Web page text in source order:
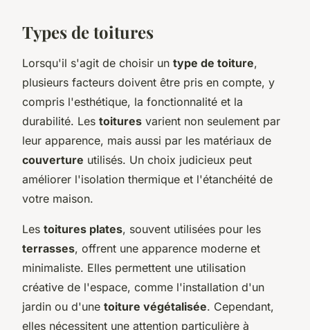
Types de toitures
Lorsqu'il s'agit de choisir un type de toiture,
plusieurs facteurs doivent être pris en compte, y
compris l'esthétique, la fonctionnalité et la
durabilité. Les toitures varient non seulement par
leur apparence, mais aussi par les matériaux de
couverture utilisés. Un choix judicieux peut
améliorer l'isolation thermique et l'étanchéité de
votre maison.
Les toitures plates, souvent utilisées pour les
terrasses, offrent une apparence moderne et
minimaliste. Elles permettent une utilisation
créative de l'espace, comme l'installation d'un
jardin ou d'une toiture végétalisée. Cependant,
elles nécessitent une attention particulière à